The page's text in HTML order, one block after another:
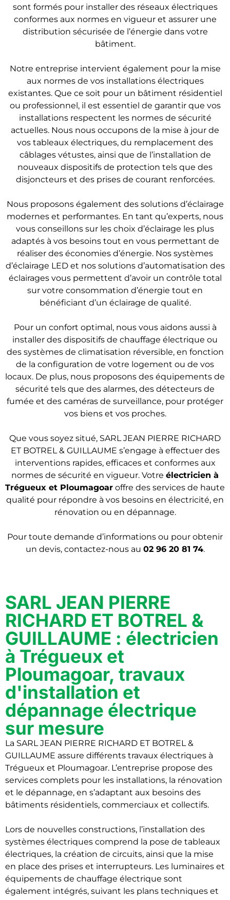
sont formés pour installer des réseaux électriques
conformes aux normes en vigueur et assurer une
distribution sécurisée de l’énergie dans votre
bâtiment.
Notre entreprise intervient également pour la mise
aux normes de vos installations électriques
existantes. Que ce soit pour un bâtiment résidentiel
ou professionnel, il est essentiel de garantir que vos
installations respectent les normes de sécurité
actuelles. Nous nous occupons de la mise à jour de
vos tableaux électriques, du remplacement des
câblages vétustes, ainsi que de l’installation de
nouveaux dispositifs de protection tels que des
disjoncteurs et des prises de courant renforcées.
Nous proposons également des solutions d’éclairage
modernes et performantes. En tant qu’experts, nous
vous conseillons sur les choix d’éclairage les plus
adaptés à vos besoins tout en vous permettant de
réaliser des économies d’énergie. Nos systèmes
d’éclairage LED et nos solutions d’automatisation des
éclairages vous permettent d’avoir un contrôle total
sur votre consommation d’énergie tout en
bénéficiant d’un éclairage de qualité.
Pour un confort optimal, nous vous aidons aussi à
installer des dispositifs de chauffage électrique ou
des systèmes de climatisation réversible, en fonction
de la configuration de votre logement ou de vos
locaux. De plus, nous proposons des équipements de
sécurité tels que des alarmes, des détecteurs de
fumée et des caméras de surveillance, pour protéger
vos biens et vos proches.
Que vous soyez situé, SARL JEAN PIERRE RICHARD
ET BOTREL & GUILLAUME s’engage à effectuer des
interventions rapides, efficaces et conformes aux
normes de sécurité en vigueur. Votre électricien à
Trégueux et Ploumagoar offre des services de haute
qualité pour répondre à vos besoins en électricité, en
rénovation ou en dépannage.
Pour toute demande d’informations ou pour obtenir
un devis, contactez-nous au 02 96 20 81 74.
SARL JEAN PIERRE
RICHARD ET BOTREL &
GUILLAUME : électricien
à Trégueux et
Ploumagoar, travaux
d'installation et
dépannage électrique
sur mesure
La SARL JEAN PIERRE RICHARD ET BOTREL &
GUILLAUME assure différents travaux électriques à
Trégueux et Ploumagoar. L’entreprise propose des
services complets pour les installations, la rénovation
et le dépannage, en s’adaptant aux besoins des
bâtiments résidentiels, commerciaux et collectifs.
Lors de nouvelles constructions, l’installation des
systèmes électriques comprend la pose de tableaux
électriques, la création de circuits, ainsi que la mise
en place des prises et interrupteurs. Les luminaires et
équipements de chauffage électrique sont
également intégrés, suivant les plans techniques et